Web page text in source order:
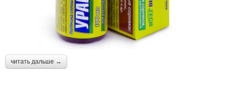
читать дальше →